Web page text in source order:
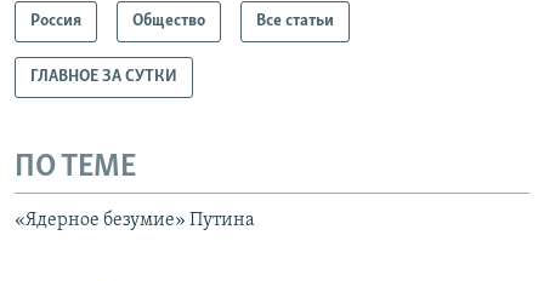
Россия Общество Все статьи
ГЛАВНОЕ ЗА СУТКИ
ПО ТЕМЕ
«Ядерное безумие» Путина